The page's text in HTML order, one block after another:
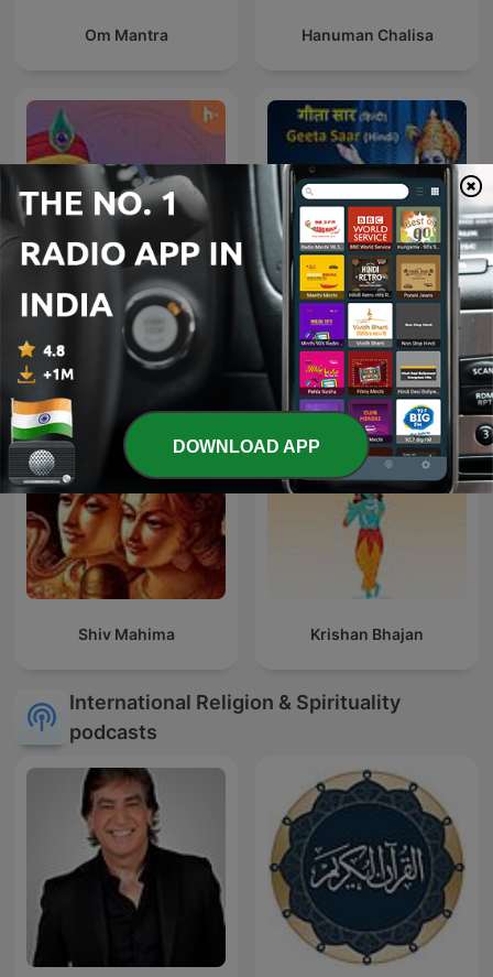
Om Mantra Hanuman Chalisa
Kabir Amritwani Geeta Saar - Hindi
Shiv Mahima Krishan Bhajan
International Religion & Spirituality
podcasts
DOWNLOAD APP